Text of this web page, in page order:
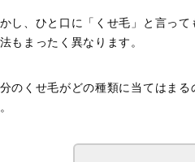
かし、ひと口に「くせ毛」と言っ
もまったく異なります。
のくせ毛がどの種類に当てはま